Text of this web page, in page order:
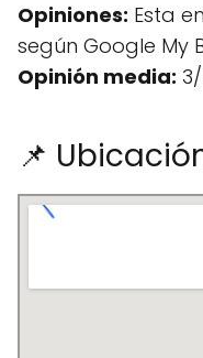
Opiniones: Esta
según Google My
Opinión media:
📌